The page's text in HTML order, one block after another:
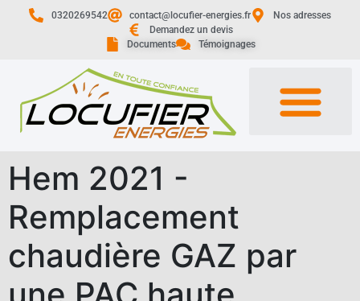
0320269542 contact@locufier-energies.fr
Nos adresses
Demandez un devis
Documents
Témoignages
Hem 2021 -
Remplacement
chaudière GAZ par